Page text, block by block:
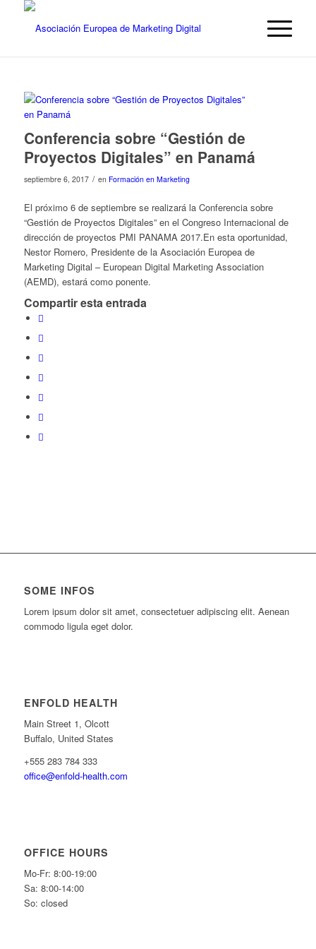
Conferencia sobre “Gestión de
Proyectos Digitales” en Panamá
septiembre 6, 2017 / en Formación en Marketing
El próximo 6 de septiembre se realizará la Conferencia sobre
“Gestión de Proyectos Digitales” en el Congreso Internacional de
dirección de proyectos PMI PANAMA 2017.En esta oportunidad,
Nestor Romero, Presidente de la Asociación Europea de
Marketing Digital – European Digital Marketing Association
(AEMD), estará como ponente.
Compartir esta entrada
SOME INFOS
Lorem ipsum dolor sit amet, consectetuer adipiscing elit. Aenean
commodo ligula eget dolor.
ENFOLD HEALTH
Main Street 1, Olcott
Buffalo, United States
+555 283 784 333
office@enfold-health.com
OFFICE HOURS
Mo-Fr: 8:00-19:00
Sa: 8:00-14:00
So: closed